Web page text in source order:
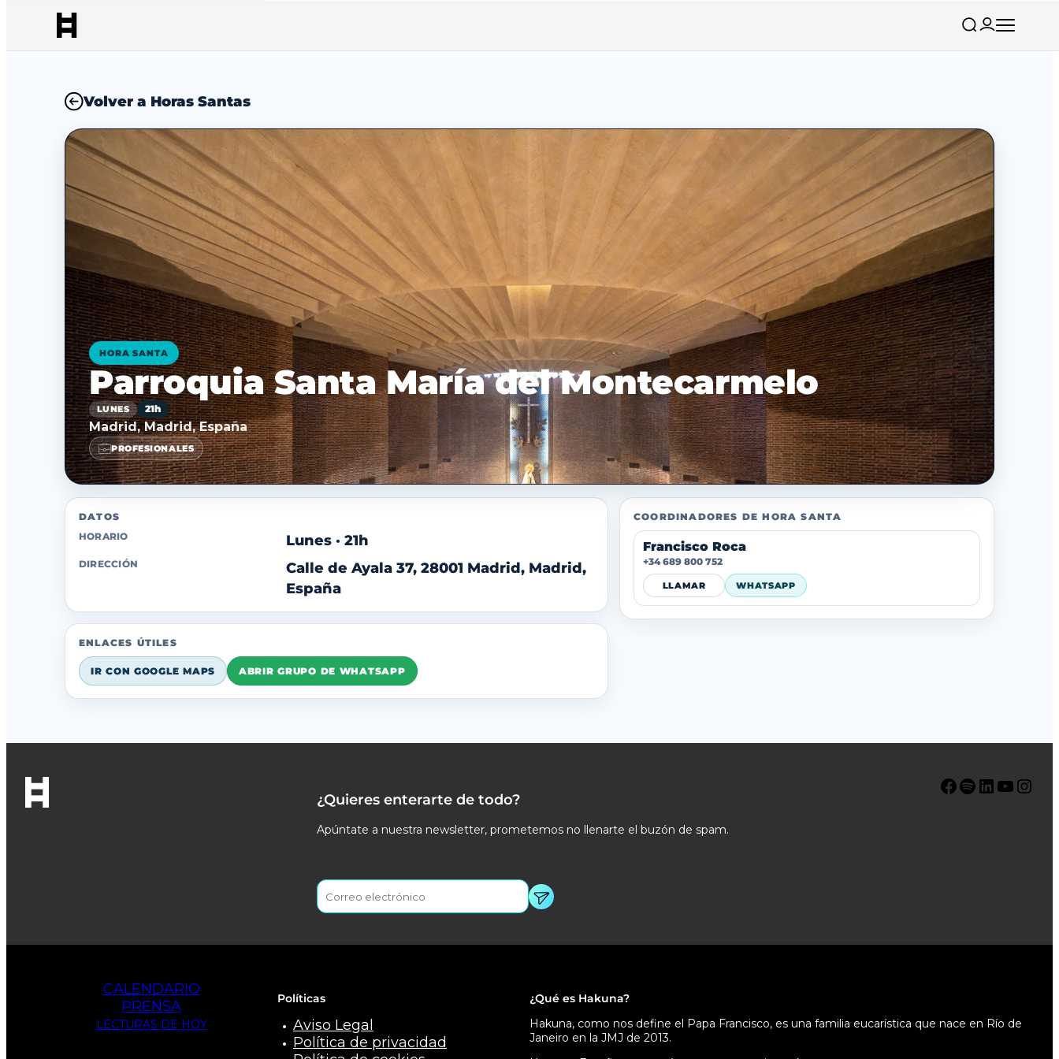
Volver a Horas Santas
HORA SANTA
Parroquia Santa María del Montecarmelo
LUNES 21h
Madrid, Madrid, España
PROFESIONALES
DATOS
HORARIO
Lunes · 21h
DIRECCIÓN
Calle de Ayala 37, 28001 Madrid, Madrid,
España
ENLACES ÚTILES
IR CON GOOGLE MAPS ABRIR GRUPO DE WHATSAPP
COORDINADORES DE HORA SANTA
Francisco Roca
+34 689 800 752
LLAMAR WHATSAPP
¿Quieres enterarte de todo?
Apúntate a nuestra newsletter, prometemos no llenarte el buzón de spam.
Facebook Spotify LinkedIn YouTube Instagram
CALENDARIO
PRENSA
LECTURAS DE HOY
Políticas
Aviso Legal
Política de privacidad
¿Qué es Hakuna?
Hakuna, como nos define el Papa Francisco, es una familia eucarística que nace en Río de
Janeiro en la JMJ de 2013.